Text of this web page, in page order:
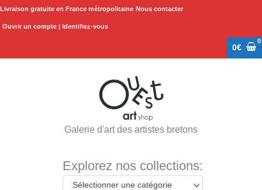
Aller
Livraison gratuite en France métropolitaine Nous contacter
Ouvrir un compte | Identifiez-vous
0€
Galerie d'art des artistes bretons
Explorez nos collections:
Sélectionner une catégorie